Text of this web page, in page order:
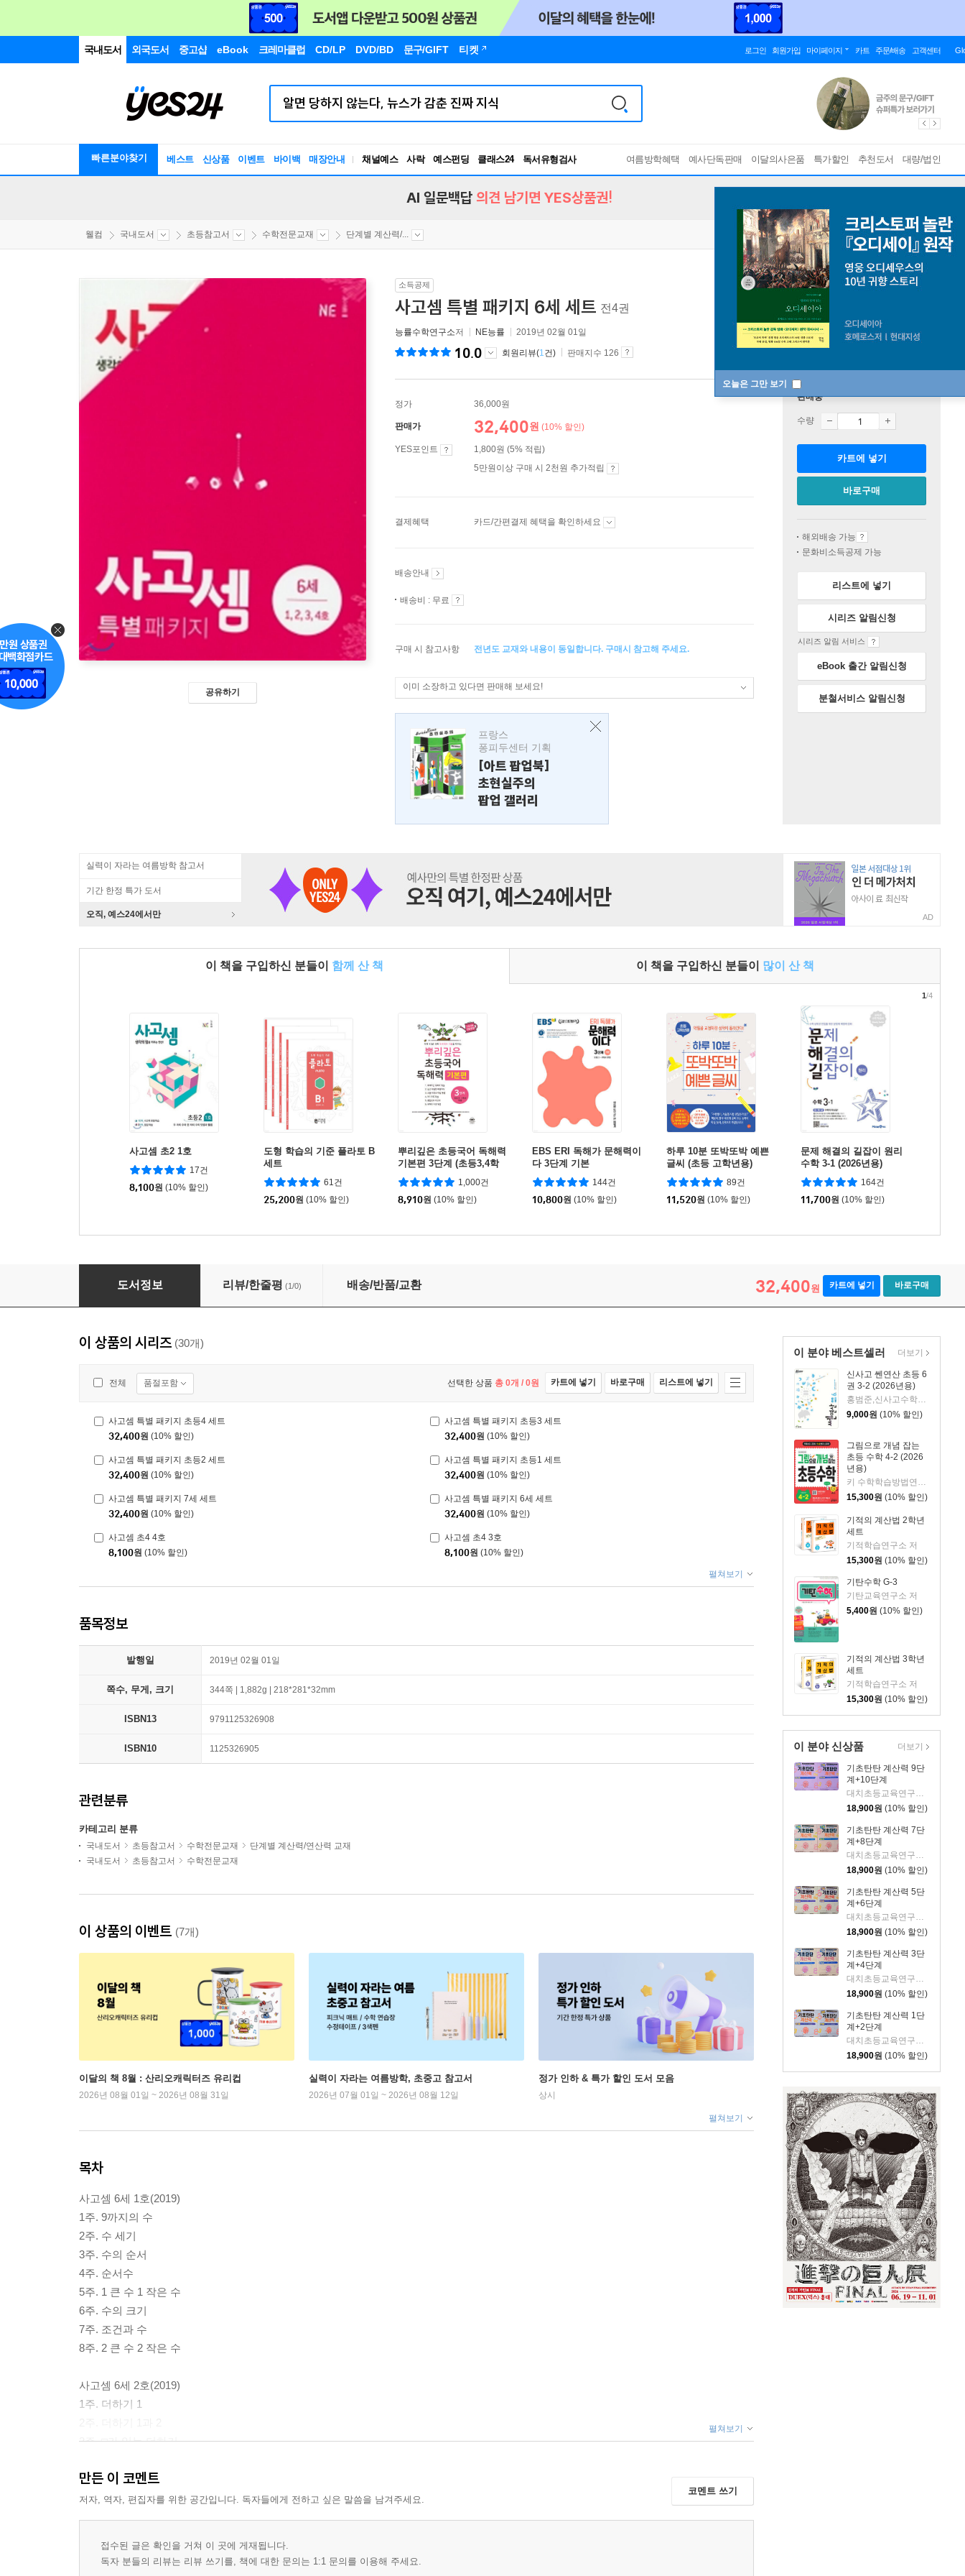
국내도서 외국도서 중고샵 eBook 크레마클럽 CD/LP DVD/BD 문구/GIFT 티켓 로그인 회원가입 마이페이지 카트 주문/배송 고객센터
빠른분야찾기 베스트 신상품 이벤트 바이백 매장안내 채널예스 사락 예스펀딩 클래스24
독서유형검사
RBTI Lab
여름방학혜택 예사단독판매 이달의사은품 특가할인 추천도서 대량/법인
오늘은 그만 보기
AI 일문백답 의견 남기면 YES상품권!
웰컴 국내도서 초등참고서 수학전문교재 단계별 계산력/...
공유하기
소득공제
사고셈 특별 패키지 6세 세트 전4권
능률수학연구소저 NE능률 2019년 02월 01일
10.0 회원리뷰(1건) 판매지수 126
정가 36,000원
판매가 32,400원 (10% 할인)
YES포인트
1,800원 (5% 적립)
5만원이상 구매 시 2천원 추가적립
결제혜택 카드/간편결제 혜택을 확인하세요
배송안내
배송비 : 무료
구매 시 참고사항 전년도 교재와 내용이 동일합니다. 구매시 참고해 주세요.
이미 소장하고 있다면 판매해 보세요!
프랑스
퐁피두센터 기획
[아트 팝업북]
초현실주의
팝업 갤러리
판매중
수량
카트에 넣기
바로구매
해외배송 가능
문화비소득공제 가능
리스트에 넣기
시리즈 알림신청
시리즈 알림 서비스
eBook 출간 알림신청
분철서비스 알림신청
실력이 자라는 여름방학 참고서
기간 한정 특가 도서
오직, 예스24에서만 AD
이 책을 구입하신 분들이 함께 산 책 이 책을 구입하신 분들이 많이 산 책
사고셈 초2 1호
17건
8,100원 (10% 할인)
도형 학습의 기준 플라토 B
세트
61건
25,200원 (10% 할인)
뿌리깊은 초등국어 독해력
기본편 3단계 (초등3,4학
년)
1,000건
8,910원 (10% 할인)
EBS ERI 독해가 문해력이
다 3단계 기본
144건
10,800원 (10% 할인)
하루 10분 또박또박 예쁜
글씨 (초등 고학년용)
89건
11,520원 (10% 할인)
문제 해결의 길잡이 원리
수학 3-1 (2026년용)
164건
11,700원 (10% 할인)
1/4
사고셈 특별 패키지 6세 세트
도서정보 리뷰/한줄평 (1/0) 배송/반품/교환 32,400원 카트에 넣기 바로구매
이 분야 베스트셀러
신사고 쎈연산 초등 6
권 3-2 (2026년용)
홍범준,신사고수학콘텐츠연구회 공저
9,000원 (10% 할인)
그림으로 개념 잡는
초등 수학 4-2 (2026
년용)
키 수학학습방법연구소 저
15,300원 (10% 할인)
기적의 계산법 2학년
세트
기적학습연구소 저
15,300원 (10% 할인)
기탄수학 G-3
기탄교육연구소 저
5,400원 (10% 할인)
기적의 계산법 3학년
세트
기적학습연구소 저
15,300원 (10% 할인)
더보기
이 분야 신상품
기초탄탄 계산력 9단
계+10단계
18,900원 (10% 할인)
기초탄탄 계산력 7단
계+8단계
18,900원 (10% 할인)
기초탄탄 계산력 5단
계+6단계
18,900원 (10% 할인)
기초탄탄 계산력 3단
계+4단계
18,900원 (10% 할인)
기초탄탄 계산력 1단
계+2단계
18,900원 (10% 할인)
더보기
이 상품의 시리즈 (30개)
전체 품절포함 선택한 상품 총 0개 / 0원 카트에 넣기 바로구매 리스트에 넣기
사고셈 특별 패키지 초등4 세트
32,400원 (10% 할인)
사고셈 특별 패키지 초등3 세트
32,400원 (10% 할인)
사고셈 특별 패키지 초등2 세트
32,400원 (10% 할인)
사고셈 특별 패키지 초등1 세트
32,400원 (10% 할인)
사고셈 특별 패키지 7세 세트
32,400원 (10% 할인)
사고셈 특별 패키지 6세 세트
32,400원 (10% 할인)
사고셈 초4 4호
8,100원 (10% 할인)
사고셈 초4 3호
8,100원 (10% 할인)
펼쳐보기
품목정보
발행일 2019년 02월 01일
쪽수, 무게, 크기 344쪽 | 1,882g | 218*281*32mm
ISBN13 9791125326908
ISBN10 1125326905
관련분류
카테고리 분류
국내도서 초등참고서 수학전문교재
단계별 계산력/연산력 교재
국내도서
초등참고서 수학전문교재
이 상품의 이벤트 (7개)
이달의 책 8월 : 산리오캐릭터즈 유리컵
2026년 08월 01일 ~ 2026년 08월 31일
실력이 자라는 여름방학, 초중고 참고서
2026년 07월 01일 ~ 2026년 08월 12일
정가 인하 & 특가 할인 도서 모음
상시
펼쳐보기
목차
사고셈 6세 1호(2019)
1주. 9까지의 수
2주. 수 세기
3주. 수의 순서
4주. 순서수
5주. 1 큰 수 1 작은 수
6주. 수의 크기
7주. 조건과 수
8주. 2 큰 수 2 작은 수
사고셈 6세 2호(2019)
1주. 더하기 1
3주. □가 있는 더하기
5주. 빼기 1과 2
6주. □가 있는 빼기
펼쳐보기
만든 이 코멘트
저자, 역자, 편집자를 위한 공간입니다. 독자들에게 전하고 싶은 말씀을 남겨주세요.
코멘트 쓰기
접수된 글은 확인을 거쳐 이 곳에 게재됩니다.
독자 분들의 리뷰는 리뷰 쓰기를, 책에 대한 문의는 1:1 문의를 이용해 주세요.